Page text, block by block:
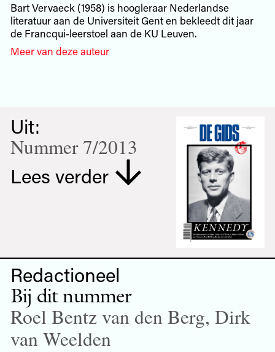
Bart Vervaeck (1958) is hoogleraar Nederlandse
literatuur aan de Universiteit Gent en bekleedt dit jaar
de Francqui-leerstoel aan de KU Leuven.
Meer van deze auteur
Uit:
Nummer 7/2013
Lees verder
Redactioneel
Bij dit nummer
Roel Bentz van den Berg, Dirk
van Weelden